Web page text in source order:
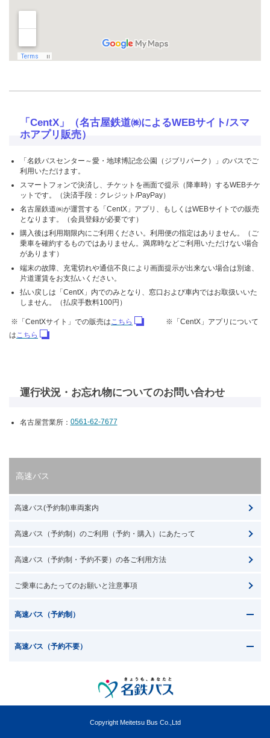
「CentX」（名古屋鉄道㈱によるWEBサイト/スマ
ホアプリ販売）
「名鉄バスセンター～愛・地球博記念公園（ジブリパーク）」のバスでご
利用いただけます。
スマートフォンで決済し、チケットを画面で提示（降車時）するWEBチケ
ットです。（決済手段：クレジット/PayPay）
名古屋鉄道㈱が運営する「CentX」アプリ、もしくはWEBサイトでの販売
となります。（会員登録が必要です）
購入後は利用期限内にご利用ください。利用便の指定はありません。（ご
乗車を確約するものではありません。満席時などご利用いただけない場合
があります）
端末の故障、充電切れや通信不良により画面提示が出来ない場合は別途、
片道運賃をお支払いください。
払い戻しは「CentX」内でのみとなり、窓口および車内ではお取扱いいた
しません。（払戻手数料100円）
※「CentXサイト」での販売はこちら
※「CentX」アプリについて
はこちら
運行状況・お忘れ物についてのお問い合わせ
名古屋営業所： 0561-62-7677
高速バス
高速バス(予約制)車両案内
高速バス（予約制）のご利用（予約・購入）にあたって
高速バス（予約制・予約不要）の各ご利用方法
ご乗車にあたってのお願いと注意事項
高速バス（予約制）
高速バス（予約不要）
Copyright Meitetsu Bus Co.,Ltd